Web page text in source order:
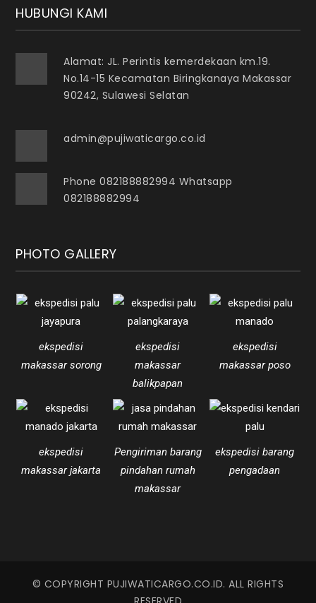
HUBUNGI KAMI
Alamat: JL. Perintis kemerdekaan km.19.
No.14-15 Kecamatan Biringkanaya Makassar
90242, Sulawesi Selatan
admin@pujiwaticargo.co.id
Phone 082188882994 Whatsapp
082188882994
PHOTO GALLERY
ekspedisi
makassar sorong
ekspedisi
makassar
balikpapan
ekspedisi
makassar poso
ekspedisi
makassar jakarta
Pengiriman barang
pindahan rumah
makassar
ekspedisi barang
pengadaan
© COPYRIGHT PUJIWATICARGO.CO.ID. ALL RIGHTS